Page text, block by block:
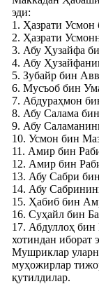
эди:
1. Ҳазрати
2. Ҳазрати
3. Абу Ҳузайфа
4. Абу
5. Зубайр бин
6. Мусъоб бин
7. Абдураҳмон
8. Абу Салама
9. Абу
10. Усмон бин
11. Амир бин
12. Амир бин
13. Абу Сабри
14. Абу
15. Ҳабиб бин
16. Суҳайл бин
17. Абдуллоҳ бин
хотиндан иборат
Мушриклар
муҳожирлар
қутилдилар.